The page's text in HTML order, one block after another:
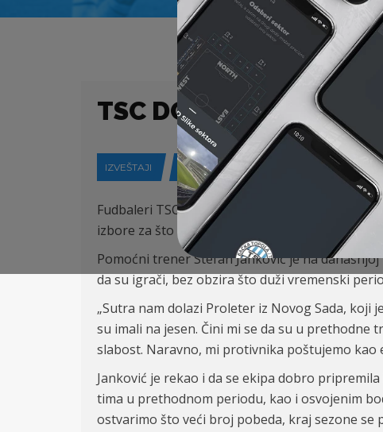
TSC DOČEKUJE
IZVEŠTAJI 01-04-2021
Fudbaleri TSC u petak 02. aprila od 17h
izbore za što bolju poziciju na tabeli.
Pomoćni trener Stefan Janković je na
da su igrači, bez obzira što duži vremenski
„Sutra nam dolazi Proleter iz Novog Sada,
su imali na jesen. Čini mi se da su u
slabost. Naravno, mi protivnika poštujemo kao
Janković je rekao i da se ekipa dobro
tima u prethodnom periodu, kao i osvojenim
ostvarimo što veći broj pobeda, kraj sezone se